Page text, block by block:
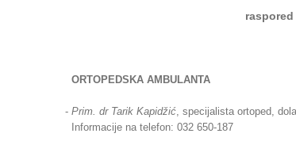
ORTOPEDSKA AMBULANTA
- Prim. dr Tarik Kapidžić, specijalista ortoped,
Informacije na telefon: 032 650-187